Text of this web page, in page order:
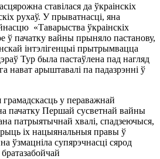
ставілася да ўкраінскіх
рухаў. У прыватнасці, яна
«Таварыства ўкраінскіх
ў пачатку вайны прыняло пастанову,
інтэлігенцыі прытрымвацца
Тур была пастаўлена пад нагляд
нават арыштавалі па падазрэнні ў
у пераважнай
пачатку Першай сусветнай вайны
патрыятычнай хвалі, спадзеючыся,
іх нацыянальныя правы ў
ўзмацніла супярэчнасці сярод
братазабойчай